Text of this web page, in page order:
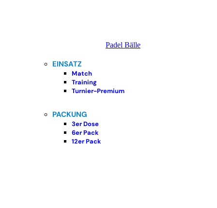
Padel Bälle
EINSATZ
Match
Training
Turnier-Premium
PACKUNG
3er Dose
6er Pack
12er Pack